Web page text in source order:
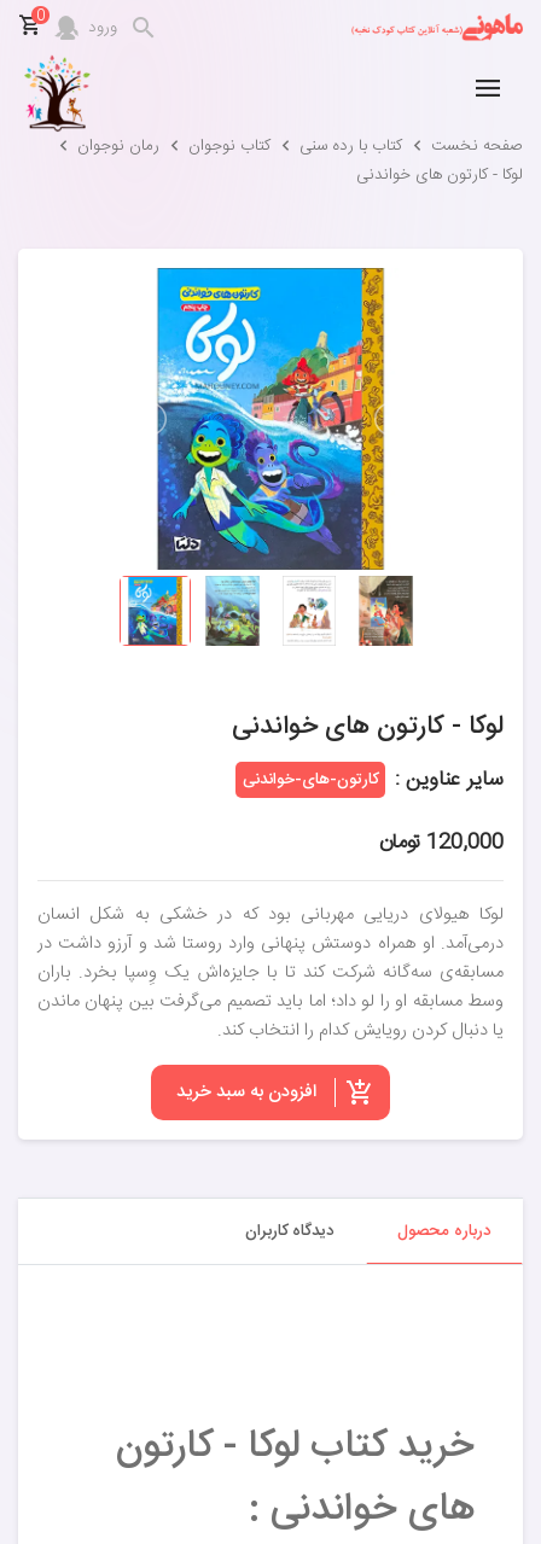
ورود 0
صفحه نخست کتاب با رده سنی کتاب نوجوان
رمان نوجوان
لوکا - کارتون های خواندنی
لوکا - کارتون های خواندنی
سایر عناوین : کارتون-های-خواندنی
120,000 تومان
لوکا هیولای دریایی مهربانی بود که در خشکی به شکل انسان
درمی‌آمد. او همراه دوستش پنهانی وارد روستا شد و آرزو داشت در
مسابقه‌ی سه‌گانه شرکت کند تا با جایزه‌اش یک وِسپا بخرد. باران
وسط مسابقه او را لو داد؛ اما باید تصمیم می‌گرفت بین پنهان ماندن
یا دنبال کردن رویایش کدام را انتخاب کند.
افزودن به سبد خرید
درباره محصول دیدگاه کاربران
خرید کتاب لوکا - کارتون
های خواندنی :